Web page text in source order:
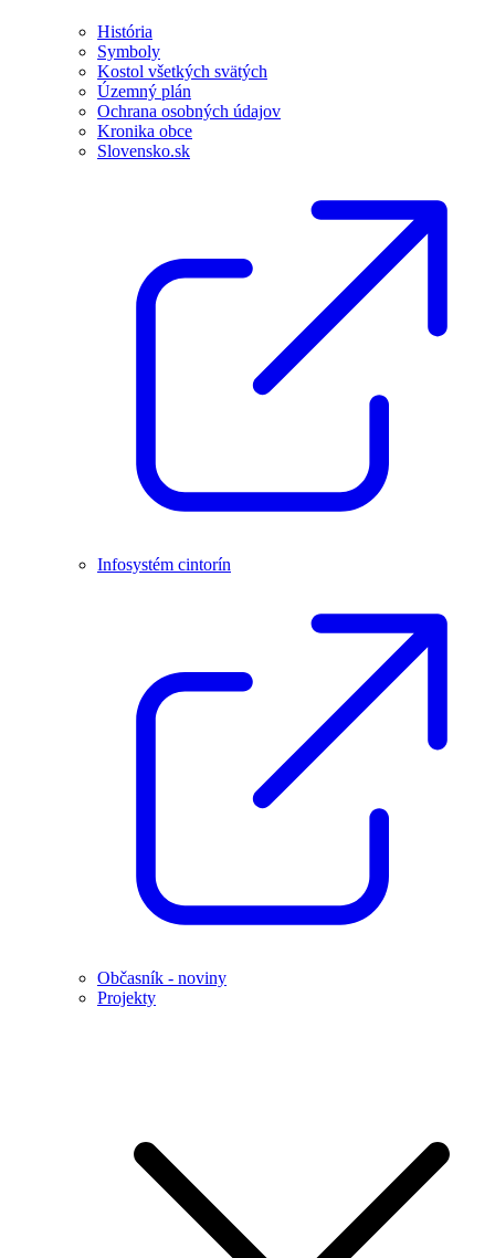
História
Symboly
Kostol všetkých svätých
Územný plán
Ochrana osobných údajov
Kronika obce
Slovensko.sk
Infosystém cintorín
Občasník - noviny
Projekty